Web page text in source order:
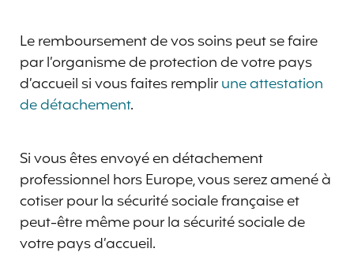
Le remboursement de vos soins peut se faire
par l’organisme de protection de votre pays
d’accueil si vous faites remplirune attestation
de détachement.
Si vous êtes envoyé en détachement
professionnel hors Europe, vous serez amené à
cotiser pour la sécurité sociale française et
peut-être même pour la sécurité sociale de
votre pays d’accueil.